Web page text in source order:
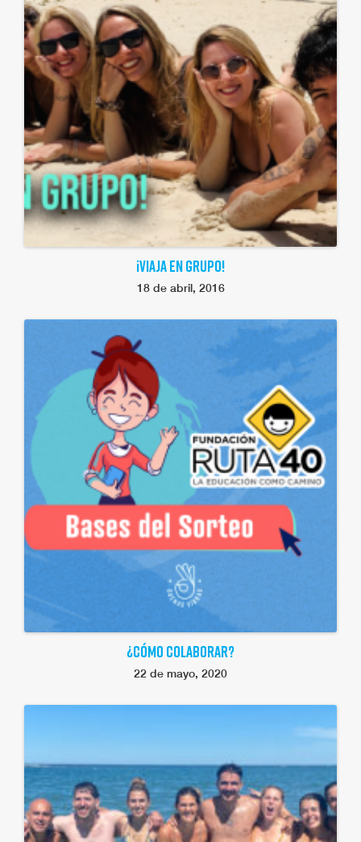
¡VIAJA EN GRUPO!
18 de abril, 2016
¿CÓMO COLABORAR?
22 de mayo, 2020